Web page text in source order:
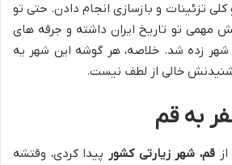
تزئینات و بازسازی انجام دادن. حتی تو
مهمی تو تاریخ ایران داشته و جرقه های
شهر زده شد. خلاصه، هر گوشه این شهر یه
شنیدنش خالی از لطف نیست.
به قم
قم، شهر زیارتی کشور پیدا کردی، وقتشه